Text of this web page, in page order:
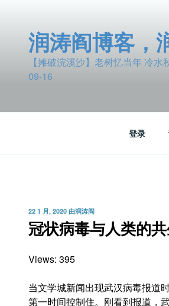
润涛阎博客，
【摊破浣溪沙】老树忆当年 冷
09-16
登录
发
布
于
22 1 月, 2020 由润涛阎
冠状病毒与人类的
Views: 395
当文学城新闻出现武汉病毒报道
第一时间控制住。刚看到报道，